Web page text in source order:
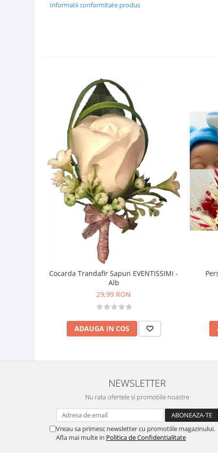
Informatii conformitate produs
Cocarda Trandafir Sapun EVENTISSIMI -
Alb
29,99 RON
ADAUGA IN COS
NEWSLETTER
Nu rata ofertele si promotiile noastre
Vreau sa primesc newsletter cu promotiile magazinului.
Afla mai multe in Politica de Confidentialitate